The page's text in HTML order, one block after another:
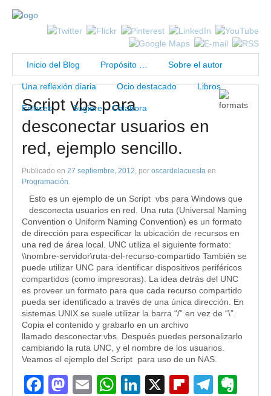
Inicio del Blog Propósito … Sobre el autor
Una reflexión diaria Ocio destacado Libros
Enlaces Sugiere – Colabora
Script vbs para
desconectar usuarios en
red, ejemplo sencillo.
Publicado en 27 septiembre, 2012, por oscardelacuesta en
Programación.
Esto es un ejemplo de un Script vbs para Windows que
desconecta usuarios en red. Una ruta (Universal Naming
Convention o Uniform Naming Convention) es un formato
de dirección para especificar la ubicación de recursos en
una red de área local. UNC utiliza el siguiente formato:
\\nombre-servidor\ruta-del-recurso-compartido También se
puede utilizar UNC para identificar dispositivos periféricos
compartidos (como impresoras). La idea detrás del UNC
es proveer un formato para que cada recurso compartido
pueda ser identificado a través de una única dirección. En
sistemas UNIX se suele utilizar la barra “/” en vez de “\”.
Copia el contenido y grabarlo en un archivo
llamado desconectar.vbs. Después puedes personalizarlo
cambiando la ruta UNC, y el nombre de los usuarios.
Veamos el ejemplo del Script para uso de un NAS.
Facebook
Mastodon
EmailWhatsApp
LinkedIn
X Flipboard